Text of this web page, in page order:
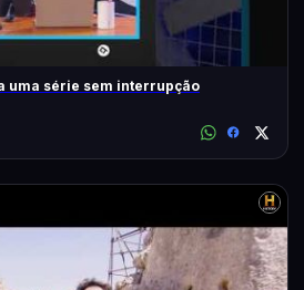
uma série sem interrupção